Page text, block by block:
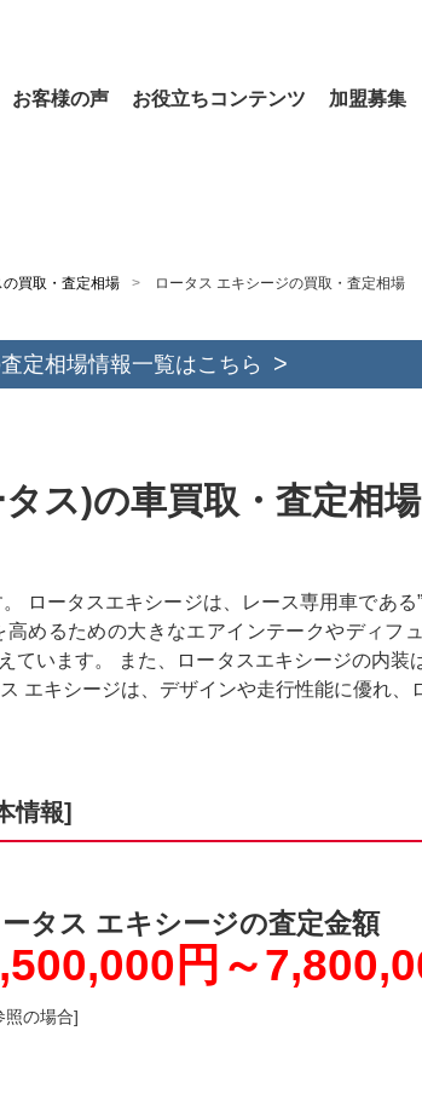
お客様の声 お役立ちコンテンツ 加盟募集
の買取・査定相場 ロータス エキシージの買取・査定相場
定相場情報一覧はこちら
ス)の車買取・査定相場
ロータスエキシージは、レース専用車である
めるための大きなエアインテークやディフ
ています。 また、ロータスエキシージの内装
エキシージは、デザインや走行性能に優れ、
情報]
ータス エキシージの査定金額
円～
照の場合]